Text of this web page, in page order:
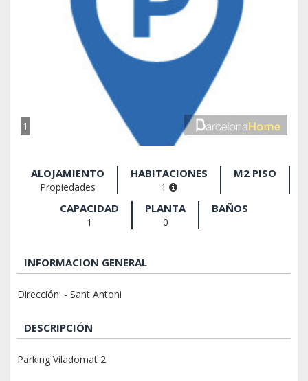
1
ALOJAMIENTO
Propiedades
HABITACIONES
1
M2 PISO
CAPACIDAD
1
PLANTA
0
BAÑOS
INFORMACION GENERAL
Dirección: - Sant Antoni
DESCRIPCIÓN
Parking Viladomat 2